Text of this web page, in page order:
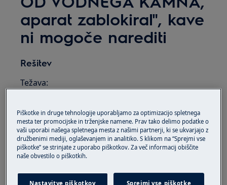
aparat zablokiral", kave
ni mogoče narediti
Rešitev
Težava:
NAPRAVO OD VODNEGA KAMNA, aparat
zablokiral", kave ni mogoče pripraviti
Vgrajeni kavni aparat prikazuje "OČISTITE
NAPRAVO OD VODNEGA KAMNA, ostalo 30
Nanaša se na:
Piškotke in druge tehnologije uporabljamo za optimizacijo spletnega
mesta ter promocijske in trženjske namene. Prav tako delimo podatke o
vaši uporabi našega spletnega mesta z našimi partnerji, ki se ukvarjajo z
družbenimi mediji, oglaševanjem in analitiko. S klikom na “Sprejmi vse
piškotke” se strinjate z uporabo piškotkov. Za več informacij obiščite
naše obvestilo o piškotkih.
Nastavitve piškotkov Sprejmi vse piškotke